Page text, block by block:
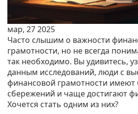
мар, 27 2025
Часто слышим о важности
грамотности, но не всегда
так необходимо. Вы удивитесь,
данным исследований, люди с
финансовой грамотности
сбережений и чаще достигают
Хочется стать одним из них?